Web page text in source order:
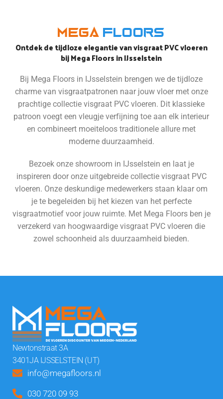
Mega Floors
Ontdek de tijdloze elegantie van visgraat PVC vloeren
bij Mega Floors in IJsselstein
Bij Mega Floors in IJsselstein brengen we de tijdloze
charme van visgraatpatronen naar jouw vloer met onze
prachtige collectie visgraat PVC vloeren. Dit klassieke
patroon voegt een vleugje verfijning toe aan elk interieur
en combineert moeiteloos traditionele allure met
moderne duurzaamheid.
Bezoek onze showroom in IJsselstein en laat je
inspireren door onze uitgebreide collectie visgraat PVC
vloeren. Onze deskundige medewerkers staan klaar om
je te begeleiden bij het kiezen van het perfecte
visgraatmotief voor jouw ruimte. Met Mega Floors ben je
verzekerd van hoogwaardige visgraat PVC vloeren die
zowel schoonheid als duurzaamheid bieden.
Newtonstraat 3A
3401JA IJSSELSTEIN (UT)
info@megafloors.nl
030 720 09 93